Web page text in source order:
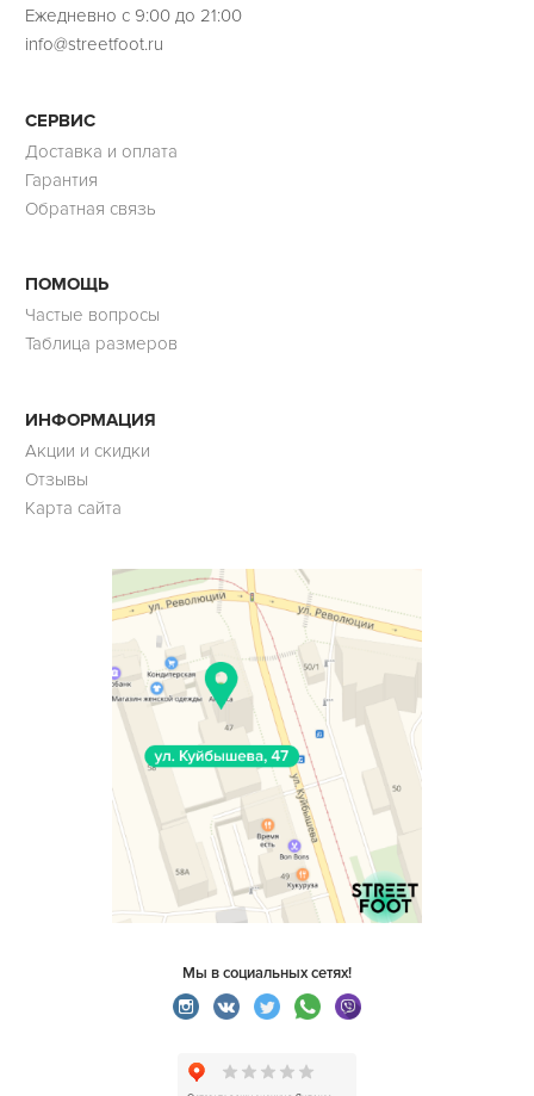
Ежедневно с 9:00 до 21:00
info@streetfoot.ru
СЕРВИС
Доставка и оплата
Гарантия
Обратная связь
ПОМОЩЬ
Частые вопросы
Таблица размеров
ИНФОРМАЦИЯ
Акции и скидки
Отзывы
Карта сайта
Мы в социальных сетях!